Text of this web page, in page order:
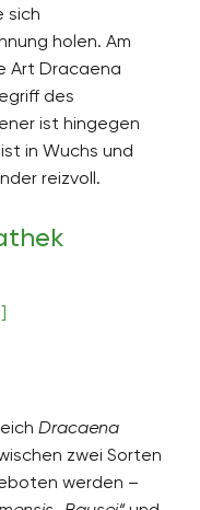
sich
holen. Am
Art Dracaena
des
ist hingegen
in Wuchs und
reizvoll.
Dracaena
zwei Sorten
werden –